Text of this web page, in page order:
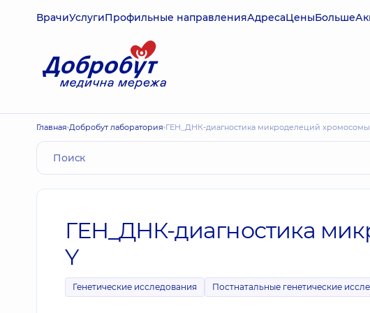
ВрачиУслугиПрофильные направленияАдресаЦеныБольше
Главная Добробут лаборатория ГЕН_ДНК-диагностика микроделеций
ГЕН_ДНК-диагностика
Y
Генетические исследования Постнатальные генетические